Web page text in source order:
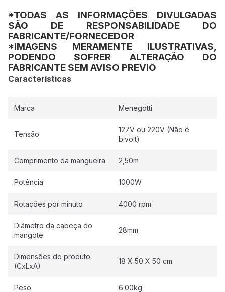
*TODAS AS INFORMAÇÕES DIVULGADAS
SÃO DE RESPONSABILIDADE DO
FABRICANTE/FORNECEDOR
*IMAGENS MERAMENTE ILUSTRATIVAS,
PODENDO SOFRER ALTERAÇÃO DO
FABRICANTE SEM AVISO PREVIO
Características
Marca Menegotti
Tensão
127V ou 220V (Não é
bivolt)
Comprimento da mangueira 2,50m
Potência 1000W
Rotações por minuto 4000 rpm
Diâmetro da cabeça do
mangote
28mm
Dimensões do produto
(CxLxA)
18 X 50 X 50 cm
Peso 6.00kg